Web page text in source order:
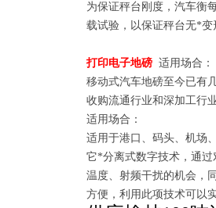
为保证秤台刚度，汽车衡
载试验，以保证秤台无*变
打印电子地磅 适用场合：
移动式汽车地磅至今已有
收购流通行业和深加工行
适用场合：
适用于港口、码头、机场
它*分离式数字技术，通
温度、射频干扰的机会，
方便，利用此项技术可以